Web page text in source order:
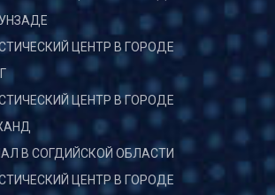
ЦЕНТР В ГОРОДЕ
ЦЕНТР В ГОРОДЕ
В СОГДИЙСКОЙ ОБЛАСТИ
ЦЕНТР В ГОРОДЕ